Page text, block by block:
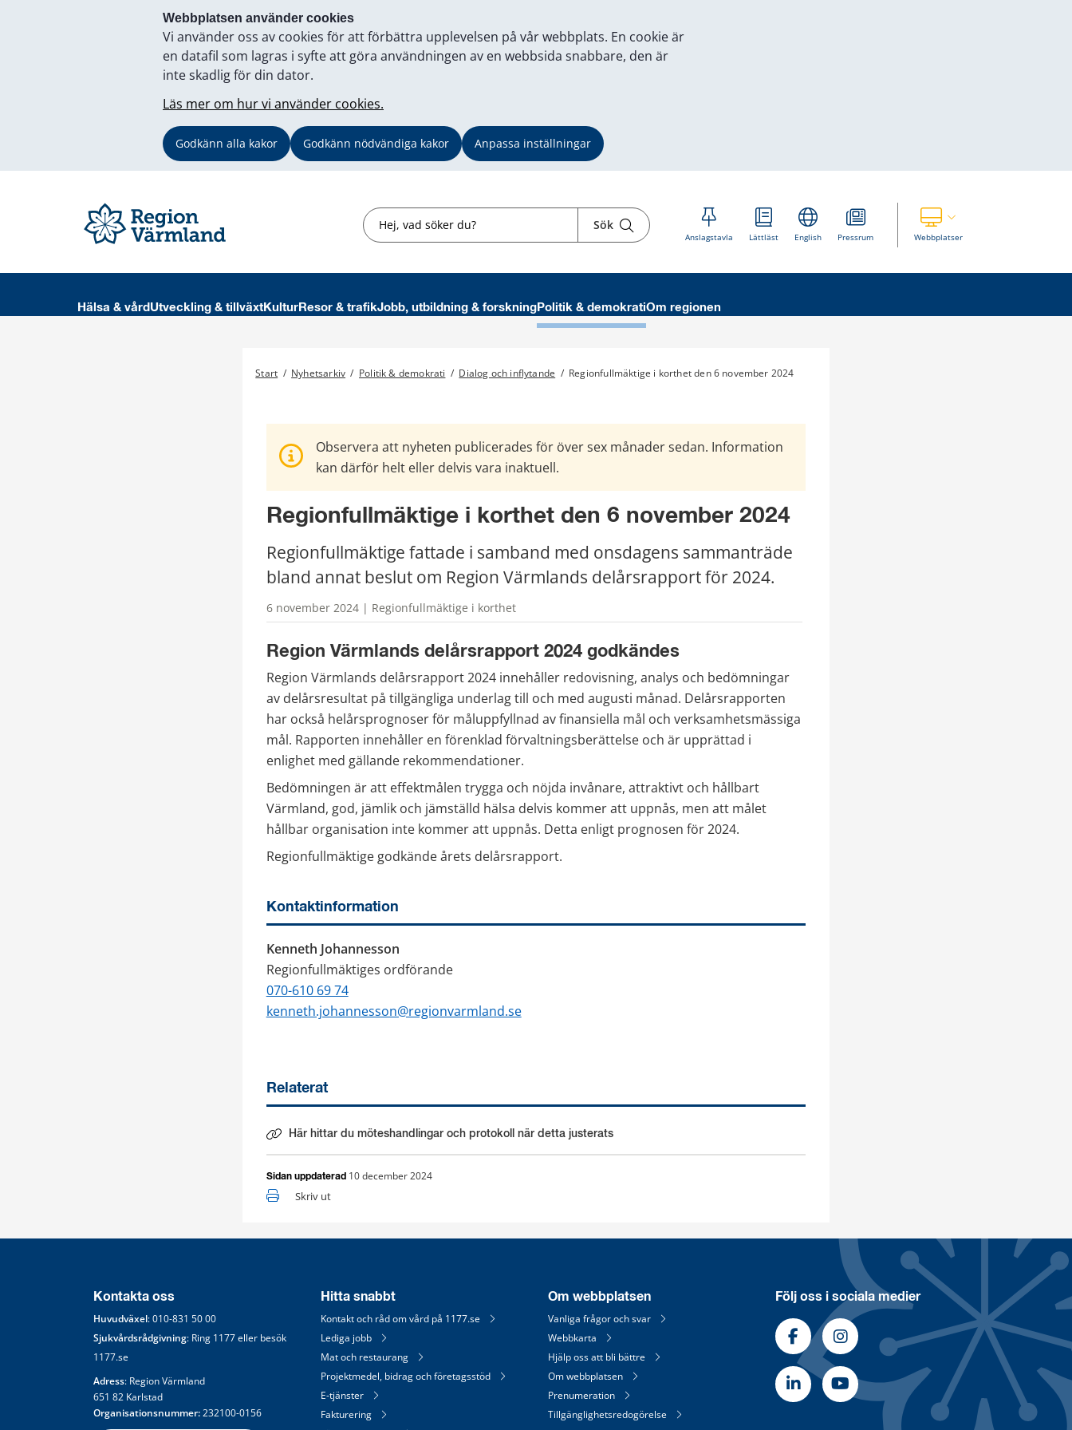
Webbplatsen använder cookies
Vi använder oss av cookies för att förbättra upplevelsen på vår webbplats. En cookie är
en datafil som lagras i syfte att göra användningen av en webbsida snabbare, den är
inte skadlig för din dator.
Läs mer om hur vi använder cookies.
Godkänn alla kakor Godkänn nödvändiga kakor Anpassa inställningar
Sök Sök
Anslagstavla Lättläst English Pressrum WebbplatserVisa våra andra webbplatser
Hälsa & vård Utveckling & tillväxtKulturResor & trafikJobb, utbildning & forskningPolitik & demokratiOm regionen
Start / Nyhetsarkiv / Politik & demokrati / Dialog och inflytande / Regionfullmäktige i korthet den 6 november 2024
Observera att nyheten publicerades för över sex månader sedan. Information
kan därför helt eller delvis vara inaktuell.
Regionfullmäktige i korthet den 6 november 2024
Regionfullmäktige fattade i samband med onsdagens sammanträde
bland annat beslut om Region Värmlands delårsrapport för 2024.
6 november 2024 | Regionfullmäktige i korthet
Region Värmlands delårsrapport 2024 godkändes
Region Värmlands delårsrapport 2024 innehåller redovisning, analys och bedömningar
av delårsresultat på tillgängliga underlag till och med augusti månad. Delårsrapporten
har också helårsprognoser för måluppfyllnad av finansiella mål och verksamhetsmässiga
mål. Rapporten innehåller en förenklad förvaltningsberättelse och är upprättad i
enlighet med gällande rekommendationer.
Bedömningen är att effektmålen trygga och nöjda invånare, attraktivt och hållbart
Värmland, god, jämlik och jämställd hälsa delvis kommer att uppnås, men att målet
hållbar organisation inte kommer att uppnås. Detta enligt prognosen för 2024.
Regionfullmäktige godkände årets delårsrapport.
Kontaktinformation
Kenneth Johannesson
Regionfullmäktiges ordförande
070-610 69 74
kenneth.johannesson@regionvarmland.se
Relaterat
Här hittar du möteshandlingar och protokoll när detta justerats
Länk till annan webbplats.
Sidan uppdaterad 10 december 2024
Skriv ut
Kontakta oss
Huvudväxel: 010-831 50 00
Sjukvårdsrådgivning: Ring 1177 eller besök
1177.se
Adress: Region Värmland
651 82 Karlstad
Organisationsnummer: 232100-0156
Hitta snabbt
Kontakt och råd om vård på 1177.se
Lediga jobb
Mat och restaurang
Projektmedel, bidrag och företagsstöd
E-tjänster
Fakturering
Om webbplatsen
Vanliga frågor och svar
Webbkarta
Hjälp oss att bli bättre
Om webbplatsen
Prenumeration
Tillgänglighetsredogörelse
Följ oss i sociala medier